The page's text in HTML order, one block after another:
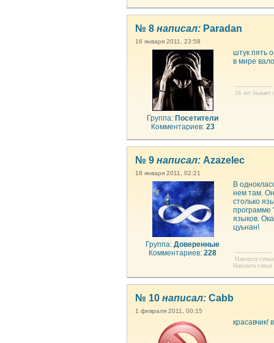
№ 8 написал: Paradan
16 января 2011, 23:58
Группа: Посетители
Комментариев: 23
штук пять
в мире
--------------------
18 лет
№ 9 написал: Azazelec
18 января 2011, 02:21
Группа:Доверенные
Комментариев:228
В
нем там. Он
столько
программе
языков.
цуьнан!
--------------------
Навошта
Навошта гэтыя
№ 10 написал: Cabb
1 февраля 2011, 00:15
красавчик!